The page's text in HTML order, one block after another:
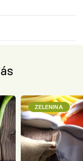
ZELENINA